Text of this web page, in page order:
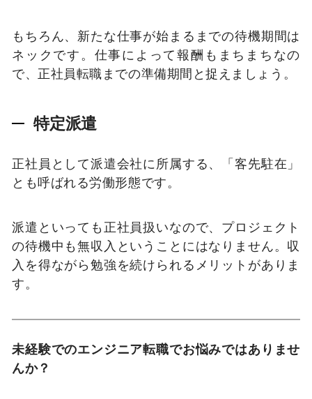
もちろん、新たな仕事が始まるまでの待機期間は
ネックです。仕事によって報酬もまちまちなの
で、正社員転職までの準備期間と捉えましょう。
特定派遣
正社員として派遣会社に所属する、「客先駐在」
とも呼ばれる労働形態です。
派遣といっても正社員扱いなので、プロジェクト
の待機中も無収入ということにはなりません。収
入を得ながら勉強を続けられるメリットがありま
す。
未経験でのエンジニア転職でお悩みではありませ
んか？